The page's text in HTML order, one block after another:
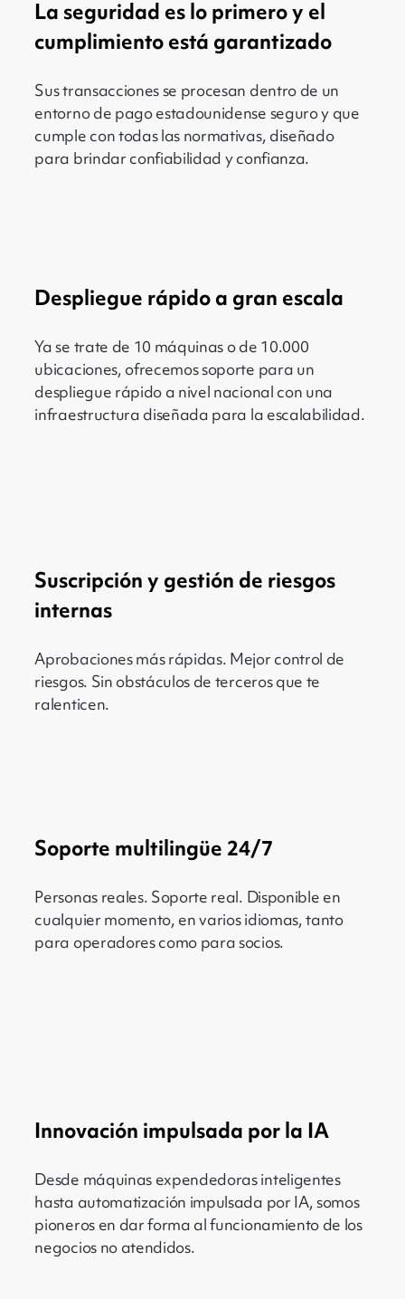
La seguridad es lo primero y el
cumplimiento está garantizado
Sus transacciones se procesan dentro de un
entorno de pago estadounidense seguro y que
cumple con todas las normativas, diseñado
para brindar confiabilidad y confianza.
Despliegue rápido a gran escala
Ya se trate de 10 máquinas o de 10.000
ubicaciones, ofrecemos soporte para un
despliegue rápido a nivel nacional con una
infraestructura diseñada para la escalabilidad.
Suscripción y gestión de riesgos
internas
Aprobaciones más rápidas. Mejor control de
riesgos. Sin obstáculos de terceros que te
ralenticen.
Soporte multilingüe 24/7
Personas reales. Soporte real. Disponible en
cualquier momento, en varios idiomas, tanto
para operadores como para socios.
Innovación impulsada por la IA
Desde máquinas expendedoras inteligentes
hasta automatización impulsada por IA, somos
pioneros en dar forma al funcionamiento de los
negocios no atendidos.